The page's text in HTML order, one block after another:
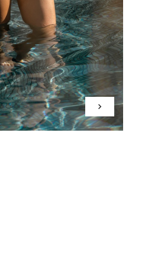
keyboard_arrow_right